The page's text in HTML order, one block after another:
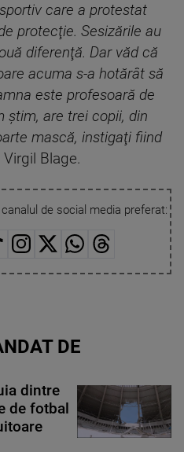
care a protestat
protecţie. Sesizările au
diferenţă. Dar văd că
acuma s-a hotărât să
este profesoară de
ştim, are trei copii, din
mască, instigaţi fiind
Blage.
de social media preferat:
DE
dintre
de fotbal